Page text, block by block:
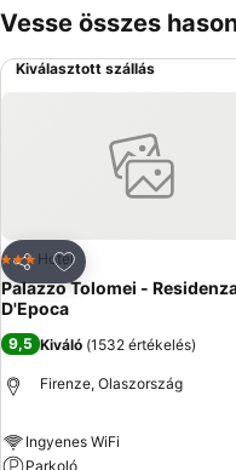
Vesse összes
Kiválasztott szállás
Megosztás
Hozzáadás a
3 Kategória
Hotel
Palazzo Tolomei -
D'Epoca
9,5 Kiváló (1532 értékelés)
Firenze, Olaszország
Ingyenes WiFi
Parkoló